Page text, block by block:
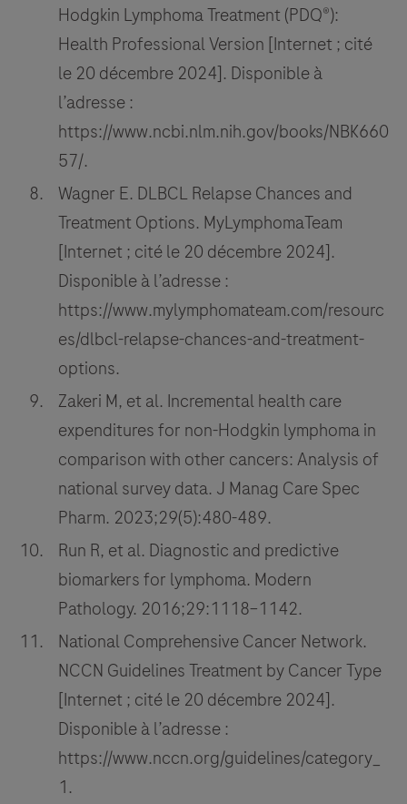
Hodgkin Lymphoma Treatment (PDQ®):
Health Professional Version [Internet ; cité
le 20 décembre 2024]. Disponible à
l’adresse :
https://www.ncbi.nlm.nih.gov/books/NBK660
57/.
Wagner E. DLBCL Relapse Chances and
Treatment Options. MyLymphomaTeam
[Internet ; cité le 20 décembre 2024].
Disponible à l’adresse :
https://www.mylymphomateam.com/resourc
es/dlbcl-relapse-chances-and-treatment-
options.
Zakeri M, et al. Incremental health care
expenditures for non-Hodgkin lymphoma in
comparison with other cancers: Analysis of
national survey data. J Manag Care Spec
Pharm. 2023;29(5):480-489.
Run R, et al. Diagnostic and predictive
biomarkers for lymphoma. Modern
Pathology. 2016;29:1118–1142.
National Comprehensive Cancer Network.
NCCN Guidelines Treatment by Cancer Type
[Internet ; cité le 20 décembre 2024].
Disponible à l’adresse :
https://www.nccn.org/guidelines/category_
1.